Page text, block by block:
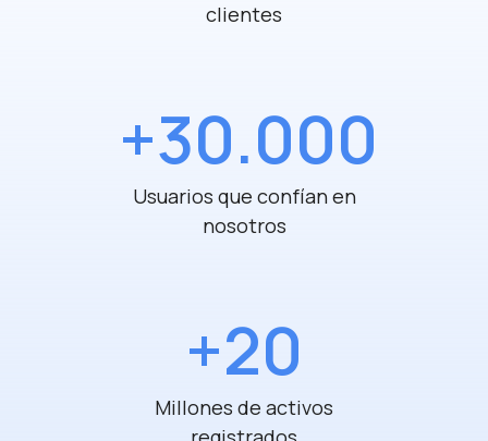
clientes
+30.000
Usuarios que confían en
nosotros
+20
Millones de activos